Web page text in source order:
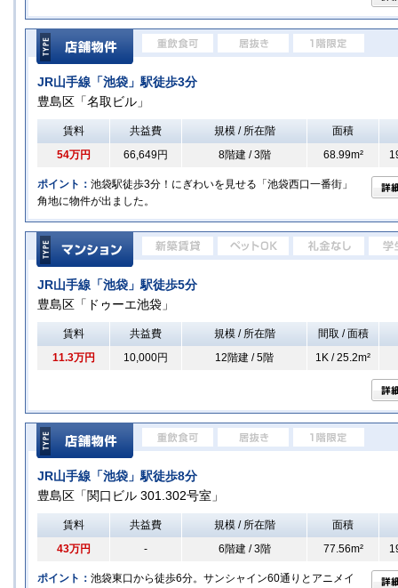
JR山手線「池袋」駅徒歩3分
豊島区「名取ビル」
賃料 共益費 規模 / 所在階
面積
54万円
66,649円 8階建 / 3階 68.99m²
ポイント： 池袋駅徒歩3分！にぎわいを見せる「池袋西口一番街」
角地に物件が出ました。
JR山手線「池袋」駅徒歩5分
豊島区「ドゥーエ池袋」
賃料 共益費 規模 / 所在階
間取 / 面積
11.3万円
10,000円 12階建 / 5階 1K / 25.2m²
JR山手線「池袋」駅徒歩8分
豊島区「関口ビル 301.302号室」
賃料 共益費 規模 / 所在階
面積
43万円
- 6階建 / 3階 77.56m²
ポイント： 池袋東口から徒歩6分。サンシャイン60通りとアニメイ